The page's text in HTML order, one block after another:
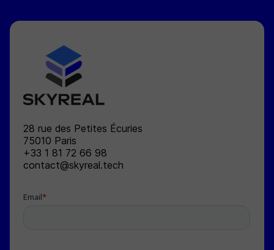
28 rue des Petites Écuries
75010 Paris
+33 1 81 72 66 98
contact@skyreal.tech